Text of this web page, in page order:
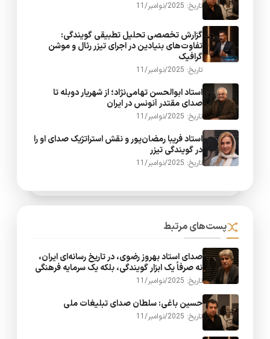
تاریخ: 2025/نوامبر/11
گزارش تخصصی تحلیل تطبیقی گویندگی:
تفاوت‌های بنیادین در اجرای تیزر رئال و موشن
گرافیک
تاریخ: 2025/نوامبر/11
استاد ابوالحسن تهامی‌نژاد؛ از شهریار دوبله تا
صدای مقتدر آنونس در ایران
تاریخ: 2025/نوامبر/11
استاد فریبا رمضان‌پور و نقش استراتژیک صدای او را
در گویندگی تیزر
تاریخ: 2025/نوامبر/11
پست‌های مرتبط
صدای استاد بهروز رضوی، در تاریخ رسانه‌ای ایران،
نه صرفاً یک ابزار گویندگی، بلکه یک سرمایه فرهنگی
تاریخ: 2025/نوامبر/11
حسین باغی: سلطان صدای تبلیغات ملی
تاریخ: 2025/نوامبر/11